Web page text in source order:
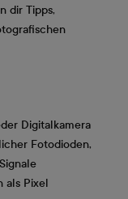
dir Tipps,
Digitalkamera
Fotodioden,
als Pixel